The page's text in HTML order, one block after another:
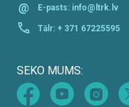
@ E-pasts: info@ltrk.lv
Tālr: + 371 67225595
SEKO MUMS: